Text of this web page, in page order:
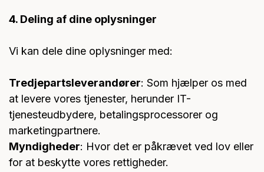
4. Deling af dine oplysninger
Vi kan dele dine oplysninger med:
Tredjepartsleverandører: Som hjælper os med
at levere vores tjenester, herunder IT-
tjenesteudbydere, betalingsprocessorer og
marketingpartnere.
Myndigheder: Hvor det er påkrævet ved lov eller
for at beskytte vores rettigheder.